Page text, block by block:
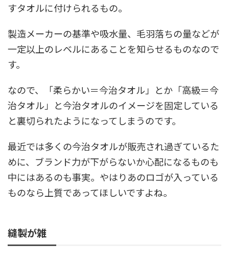
すタオルに付けられるもの。
製造メーカーの基準や吸水量、毛羽落ちの量などが
一定以上のレベルにあることを知らせるものなので
す。
なので、「柔らかい＝今治タオル」とか「高級＝今
治タオル」と今治タオルのイメージを固定している
と裏切られたようになってしまうのです。
最近では多くの今治タオルが販売され過ぎているた
めに、ブランド力が下がらないか心配になるものも
中にはあるのも事実。やはりあのロゴが入っている
ものなら上質であってほしいですよね。
縫製が雑